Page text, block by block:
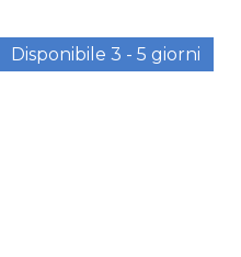
Disponibile 3 - 5 giorni